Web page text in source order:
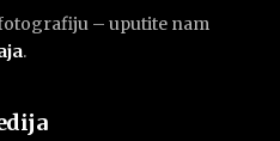
– uputite nam
.